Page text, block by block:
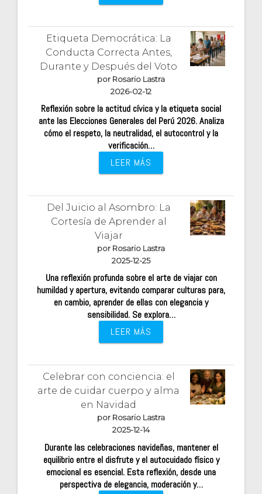
Etiqueta Democrática: La
Conducta Correcta Antes,
Durante y Después del Voto
por Rosario Lastra
2026-02-12
Reflexión sobre la actitud cívica y la etiqueta social
ante las Elecciones Generales del Perú 2026. Analiza
cómo el respeto, la neutralidad, el autocontrol y la
verificación…
LEER MÁS
Del Juicio al Asombro: La
Cortesía de Aprender al
Viajar
por Rosario Lastra
2025-12-25
Una reflexión profunda sobre el arte de viajar con
humildad y apertura, evitando comparar culturas para,
en cambio, aprender de ellas con elegancia y
sensibilidad. Se explora…
LEER MÁS
Celebrar con conciencia: el
arte de cuidar cuerpo y alma
en Navidad
por Rosario Lastra
2025-12-14
Durante las celebraciones navideñas, mantener el
equilibrio entre el disfrute y el autocuidado físico y
emocional es esencial. Esta reflexión, desde una
perspectiva de elegancia, moderación y…